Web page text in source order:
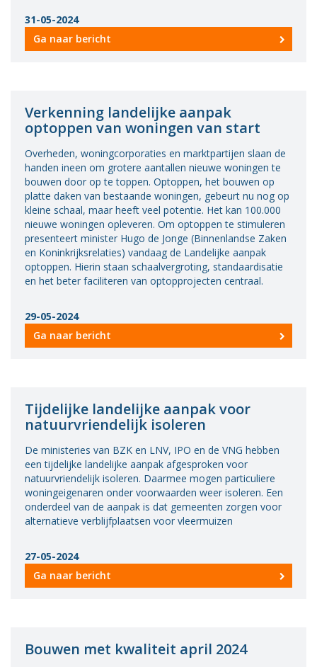
BWT
Contact
31-05-2024
Ga naar bericht
Verkenning landelijke aanpak
optoppen van woningen van start
Overheden, woningcorporaties en marktpartijen slaan de
handen ineen om grotere aantallen nieuwe woningen te
bouwen door op te toppen. Optoppen, het bouwen op
platte daken van bestaande woningen, gebeurt nu nog op
kleine schaal, maar heeft veel potentie. Het kan 100.000
nieuwe woningen opleveren. Om optoppen te stimuleren
presenteert minister Hugo de Jonge (Binnenlandse Zaken
en Koninkrijksrelaties) vandaag de Landelijke aanpak
optoppen. Hierin staan schaalvergroting, standaardisatie
en het beter faciliteren van optopprojecten centraal.
29-05-2024
Ga naar bericht
Tijdelijke landelijke aanpak voor
natuurvriendelijk isoleren
De ministeries van BZK en LNV, IPO en de VNG hebben
een tijdelijke landelijke aanpak afgesproken voor
natuurvriendelijk isoleren. Daarmee mogen particuliere
woningeigenaren onder voorwaarden weer isoleren. Een
onderdeel van de aanpak is dat gemeenten zorgen voor
alternatieve verblijfplaatsen voor vleermuizen
27-05-2024
Ga naar bericht
Bouwen met kwaliteit april 2024